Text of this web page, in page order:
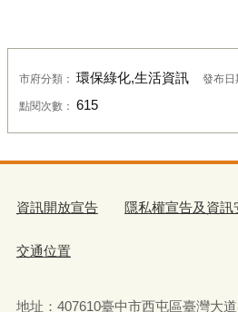
市府分類： 環保綠化,生活資訊 發布日
點閱次數： 615
資訊開放宣告 隱私權宣告及資訊
交通位置
地址：407610臺中市西屯區臺灣大